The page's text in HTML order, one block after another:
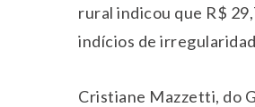
rural indicou que R$
indícios de
Cristiane Mazzetti, do